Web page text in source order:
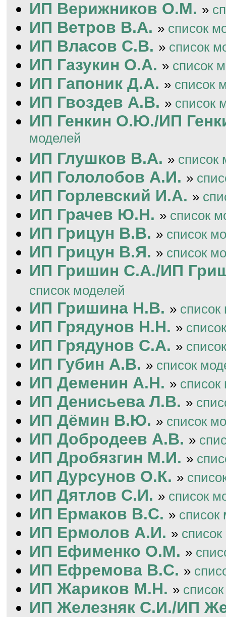
ИП Верижников О.М. »
ИП Ветров В.А. » список
ИП Власов С.В. » список
ИП Газукин О.А. » список
ИП Гапоник Д.А. » список
ИП Гвоздев А.В. » список
ИП Генкин О.Ю./ИП
моделей
ИП Глушков В.А. » список
ИП Гололобов А.И. »
ИП Горлевский И.А. »
ИП Грачев Ю.Н. » список
ИП Грицун В.В. » список
ИП Грицун В.Я. » список
ИП Гришин С.А./ИП
список моделей
ИП Гришина Н.В. »
ИП Грядунов Н.Н. »
ИП Грядунов С.А. »
ИП Губин А.В. » список
ИП Деменин А.Н. »
ИП Денисьева Л.В. »
ИП Дёмин В.Ю. » список
ИП Добродеев А.В. »
ИП Дробязгин М.И. »
ИП Дурсунов О.К. »
ИП Дятлов С.И. » список
ИП Ермаков В.С. » список
ИП Ермолов А.И. »
ИП Ефименко О.М. »
ИП Ефремова В.С. »
ИП Жариков М.Н. »
ИП Железняк С.И./ИП